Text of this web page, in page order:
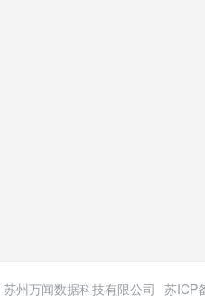
苏州万闻数据科技有限公司 苏ICP